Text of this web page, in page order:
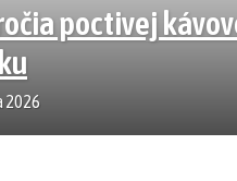
poctivej
2026